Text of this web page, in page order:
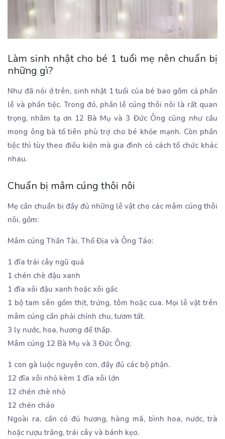
Làm sinh nhật cho bé 1 tuổi mẹ nên chuẩn bị
những gì?
Như đã nói ở trên, sinh nhật 1 tuổi của bé bao gồm cả phần
lễ và phần tiệc. Trong đó, phần lễ cúng thôi nôi là rất quan
trọng, nhằm tạ ơn 12 Bà Mụ và 3 Đức Ông cũng như cầu
mong ông bà tổ tiên phù trợ cho bé khỏe mạnh. Còn phần
tiệc thì tùy theo điều kiện mà gia đình có cách tổ chức khác
nhau.
Chuẩn bị mâm cúng thôi nôi
Mẹ cần chuẩn bị đầy đủ những lễ vật cho các mâm cúng thôi
nôi, gồm:
Mâm cúng Thần Tài, Thổ Địa và Ông Táo:
1 đĩa trái cây ngũ quả
1 chén chè đậu xanh
1 đĩa xôi đậu xanh hoặc xôi gấc
1 bộ tam sên gồm thịt, trứng, tôm hoặc cua. Mọi lễ vật trên
mâm cúng cần phải chỉnh chu, tươm tất.
3 ly nước, hoa, hương để thắp.
Mâm cúng 12 Bà Mụ và 3 Đức Ông:
1 con gà luộc nguyên con, đầy đủ các bộ phận.
12 đĩa xôi nhỏ kèm 1 đĩa xôi lớn
12 chén chè nhỏ
12 chén cháo
Ngoài ra, cần có đủ hương, hàng mã, bình hoa, nước, trà
hoặc rượu trắng, trái cây và bánh kẹo.